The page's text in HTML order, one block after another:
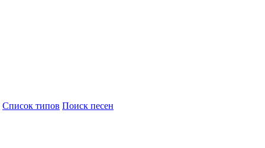
Cписок типов Поиск песен